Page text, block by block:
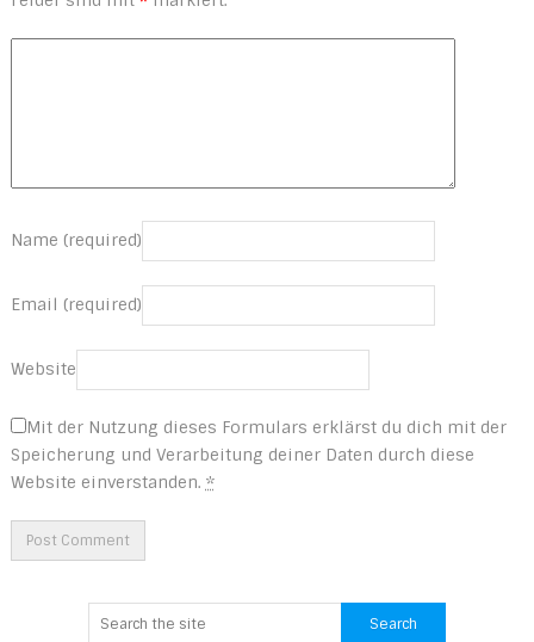
Name (required)
Email (required)
Website
Mit der Nutzung dieses Formulars erklärst du dich mit der
Speicherung und Verarbeitung deiner Daten durch diese
Website einverstanden. *